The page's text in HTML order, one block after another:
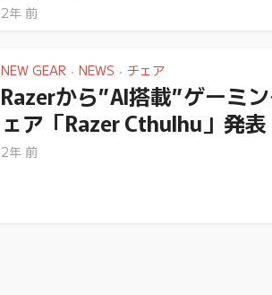
2年 前
NEW GEAR • NEWS • チェア
Razerから”AI搭載”ゲーミ
ェア「Razer Cthulhu」発表
2年 前